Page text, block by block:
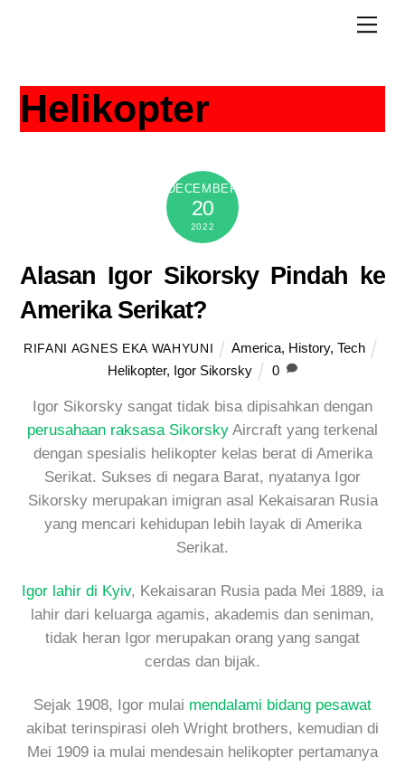
Helikopter
DECEMBER
20
2022
Alasan Igor Sikorsky Pindah ke
Amerika Serikat?
RIFANI AGNES EKA WAHYUNI America, History, Tech
Helikopter, Igor Sikorsky 0
Igor Sikorsky sangat tidak bisa dipisahkan dengan
perusahaan raksasa Sikorsky Aircraft yang terkenal
dengan spesialis helikopter kelas berat di Amerika
Serikat. Sukses di negara Barat, nyatanya Igor
Sikorsky merupakan imigran asal Kekaisaran Rusia
yang mencari kehidupan lebih layak di Amerika
Serikat.
Igor lahir di Kyiv, Kekaisaran Rusia pada Mei 1889, ia
lahir dari keluarga agamis, akademis dan seniman,
tidak heran Igor merupakan orang yang sangat
cerdas dan bijak.
Sejak 1908, Igor mulai mendalami bidang pesawat
akibat terinspirasi oleh Wright brothers, kemudian di
Mei 1909 ia mulai mendesain helikopter pertamanya